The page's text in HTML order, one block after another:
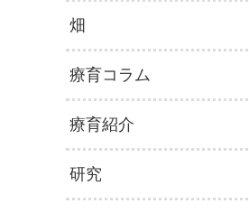
畑
療育コラム
療育紹介
研究